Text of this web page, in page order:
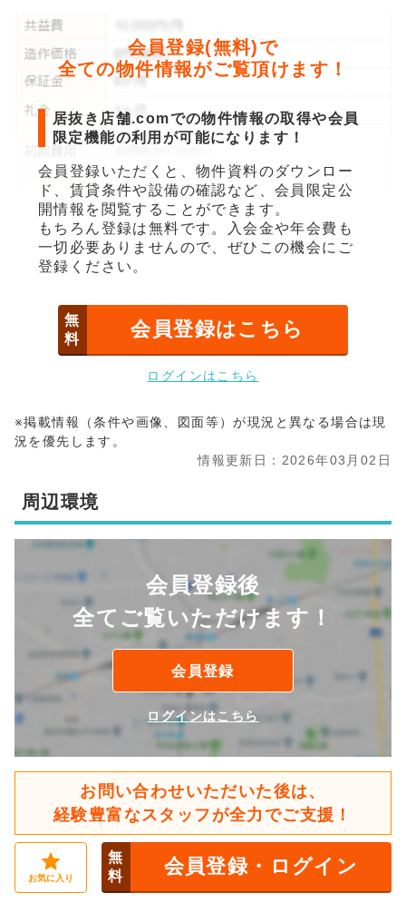
会員登録(無料)で
全ての物件情報がご覧頂けます！
居抜き店舗.comでの物件情報の取得や会員
限定機能の利用が可能になります！
会員登録いただくと、物件資料のダウンロー
ド、賃貸条件や設備の確認など、会員限定公
開情報を閲覧することができます。
もちろん登録は無料です。入会金や年会費も
一切必要ありませんので、ぜひこの機会にご
登録ください。
無
料
会員登録はこちら
ログインはこちら
※掲載情報（条件や画像、図面等）が現況と異なる場合は現
況を優先します。
情報更新日：2026年03月02日
周辺環境
会員登録後
全てご覧いただけます！
会員登録
ログインはこちら
お問い合わせいただいた後は、
経験豊富なスタッフが全力でご支援！
お気に入り
無
料
会員登録・ログイン